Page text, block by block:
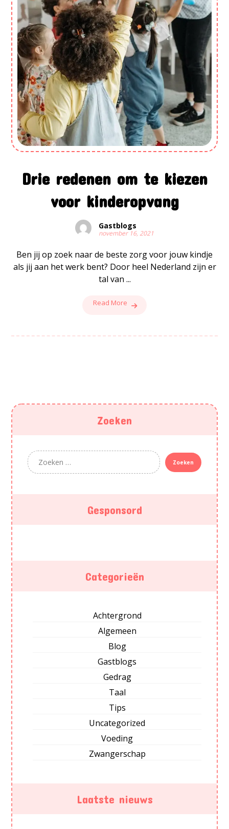
Drie redenen om te kiezen
voor kinderopvang
Gastblogs
november 16, 2021
Ben jij op zoek naar de beste zorg voor jouw kindje
als jij aan het werk bent? Door heel Nederland zijn er
tal van ...
Read More
Zoeken
Gesponsord
Categorieën
Achtergrond
Algemeen
Blog
Gastblogs
Gedrag
Taal
Tips
Uncategorized
Voeding
Zwangerschap
Laatste nieuws